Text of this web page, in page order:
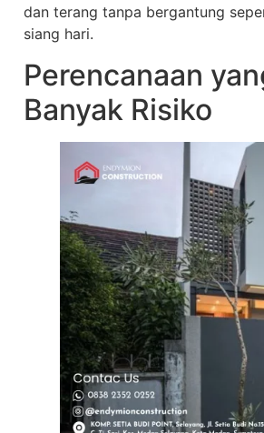
dan terang tanpa bergantung
siang hari.
Perencanaan
Banyak Risiko